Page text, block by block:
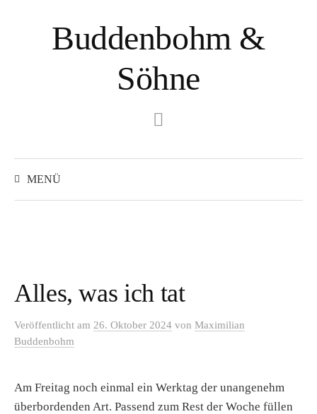
Buddenbohm &
Söhne
MENÜ
Alles, was ich tat
Veröffentlicht am 26. Oktober 2024 von Maximilian
Buddenbohm
Am Freitag noch einmal ein Werktag der unangenehm
überbordenden Art. Passend zum Rest der Woche füllen